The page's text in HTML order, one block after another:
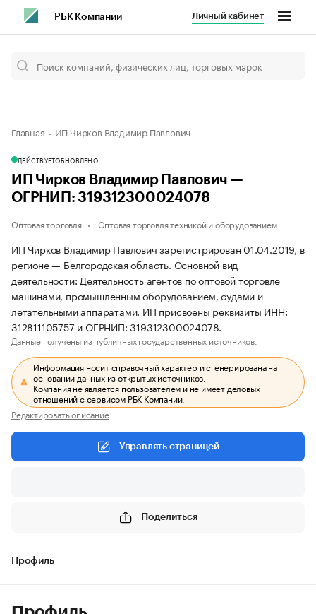
РБК Компании Личный кабинет
Главная ИП Чирков Владимир Павлович
ДЕЙСТВУЕТОБНОВЛЕНО
ИП Чирков Владимир Павлович —
ОГРНИП: 319312300024078
Оптовая торговля Оптовая торговля техникой и оборудованием
ИП Чирков Владимир Павлович зарегистрирован 01.04.2019, в
регионе — Белгородская область. Основной вид
деятельности: Деятельность агентов по оптовой торговле
машинами, промышленным оборудованием, судами и
летательными аппаратами. ИП присвоены реквизиты ИНН:
312811105757 и ОГРНИП: 319312300024078.
Данные получены из публичных государственных источников.
Информация носит справочный характер и сгенерирована на
основании данных из открытых источников.
Компания не является пользователем и не имеет деловых
отношений с сервисом РБК Компании.
Редактировать описание
Управлять страницей
Поделиться
Профиль